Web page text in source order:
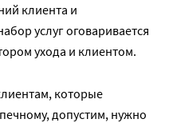
клиента и
услуг оговаривается
ухода и клиентом.
которые
допустим, нужно